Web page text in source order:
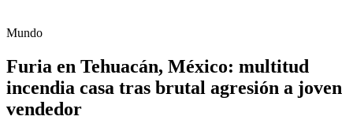
Mundo
Furia en Tehuacán, México: multitud
incendia casa tras brutal agresión a joven
vendedor